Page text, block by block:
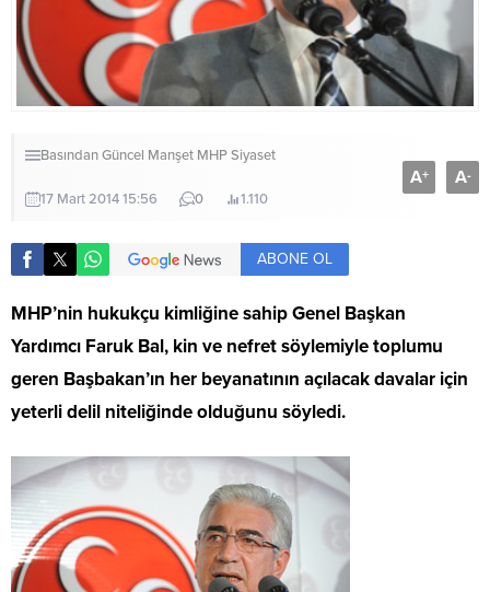
BasındanGüncel Manşet MHPSiyaset
17 Mart 2014 15:56 0 1.110
A+ A-
ABONE OL
MHP’nin hukukçu kimliğine sahip Genel Başkan
Yardımcı Faruk Bal, kin ve nefret söylemiyle toplumu
geren Başbakan’ın her beyanatının açılacak davalar için
yeterli delil niteliğinde olduğunu söyledi.